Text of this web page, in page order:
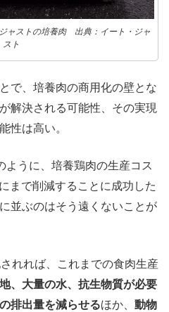
ャストの培養肉 出典：イート・ジャ
スト
で、培養肉の商用化の壁とな
解決される可能性、その実現
性は高い。
ように、培養鶏肉の生産コス
まで削減することに成功した
並ぶのはそう遠くないことが
れれば、これまでの食肉生産
、大量の水、抗生物質が必要
排出量を減らせるほか、 動物